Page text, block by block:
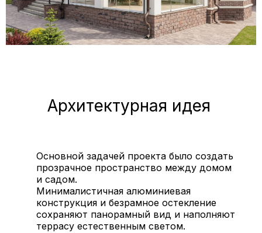
Архитектурная идея
Основной задачей проекта было создать
прозрачное пространство между домом
и садом.
Минималистичная алюминиевая
конструкция и безрамное остекление
сохраняют панорамный вид и наполняют
террасу естественным светом.